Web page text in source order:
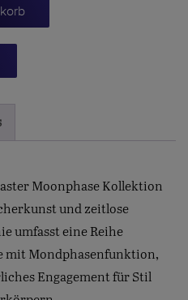
Moonphase Kollektion
und zeitlose
umfasst eine Reihe
mit Mondphasenfunktion,
Engagement für Stil